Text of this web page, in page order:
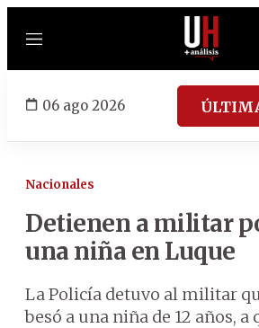
Menú
06 ago 2026
Nacionales
Detienen a militar
una niña en Luque
La Policía detuvo al militar
besó a una niña de 12 años,